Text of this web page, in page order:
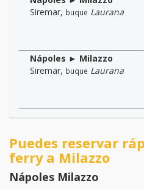
Siremar, buque Laurana
Nápoles ► Milazzo
Siremar, buque Laurana
Puedes reservar
ferry a Milazzo
Nápoles Milazzo